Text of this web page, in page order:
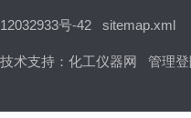
12032933号-42 sitemap.xml
技术支持： 化工仪器网 管理